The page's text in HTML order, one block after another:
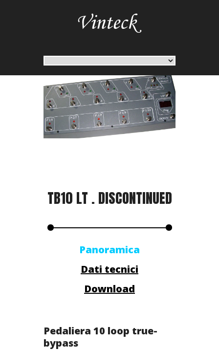
TB10 LT . DISCONTINUED
Panoramica
Dati tecnici
Download
Pedaliera 10 loop true-
bypass